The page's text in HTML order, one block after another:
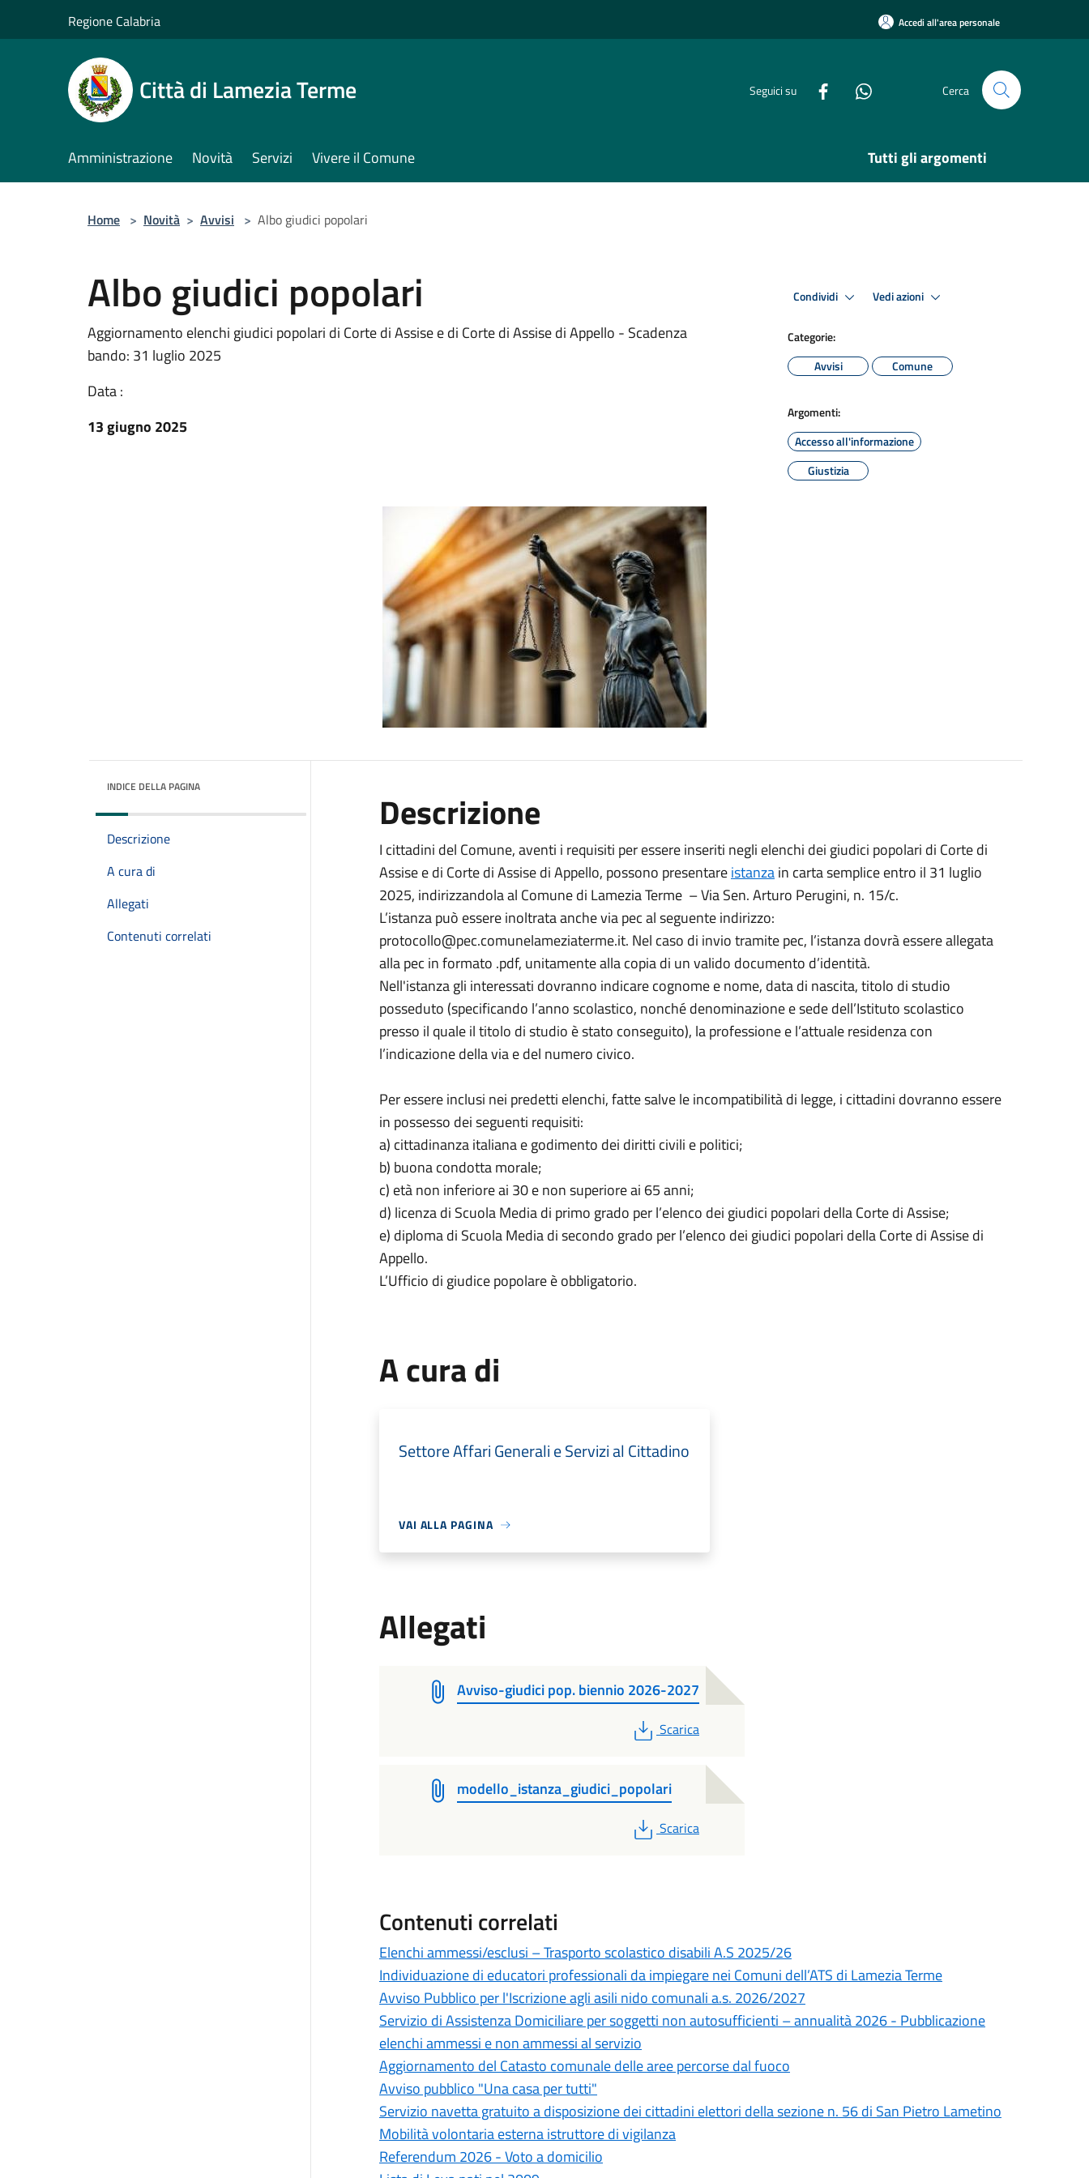
Regione Calabria Accedi all'area personale
Città di Lamezia Terme Seguici su Cerca
Amministrazione Novità Servizi Vivere il Comune Tutti gli argomenti
Home > Novità > Avvisi > Albo giudici popolari
Albo giudici popolari
Aggiornamento elenchi giudici popolari di Corte di Assise e di Corte di Assise di Appello - Scadenza
bando: 31 luglio 2025
Data :
13 giugno 2025
Condividi Vedi azioni
Categorie:
Avvisi
Comune
Argomenti:
Accesso all'informazione
Giustizia
INDICE DELLA PAGINA
Descrizione
A cura di
Allegati
Contenuti correlati
Descrizione
I cittadini del Comune, aventi i requisiti per essere inseriti negli elenchi dei giudici popolari di Corte di
Assise e di Corte di Assise di Appello, possono presentareistanzain carta semplice entro il 31 luglio
2025, indirizzandola al Comune di Lamezia Terme – Via Sen. Arturo Perugini, n. 15/c.
L’istanza può essere inoltrata anche via pec al seguente indirizzo:
protocollo@pec.comunelameziaterme.it. Nel caso di invio tramite pec, l’istanza dovrà essere allegata
alla pec in formato .pdf, unitamente alla copia di un valido documento d’identità.
Nell'istanza gli interessati dovranno indicare cognome e nome, data di nascita, titolo di studio
posseduto (specificando l’anno scolastico, nonché denominazione e sede dell’Istituto scolastico
presso il quale il titolo di studio è stato conseguito), la professione e l’attuale residenza con
l’indicazione della via e del numero civico.
Per essere inclusi nei predetti elenchi, fatte salve le incompatibilità di legge, i cittadini dovranno essere
in possesso dei seguenti requisiti:
a) cittadinanza italiana e godimento dei diritti civili e politici;
b) buona condotta morale;
c) età non inferiore ai 30 e non superiore ai 65 anni;
d) licenza di Scuola Media di primo grado per l’elenco dei giudici popolari della Corte di Assise;
e) diploma di Scuola Media di secondo grado per l’elenco dei giudici popolari della Corte di Assise di
Appello.
L’Ufficio di giudice popolare è obbligatorio.
A cura di
Settore Affari Generali e Servizi al Cittadino
VAI ALLA PAGINA
Allegati
Avviso-giudici pop. biennio 2026-2027
PDF
Scarica
modello_istanza_giudici_popolari
PDF
Scarica
Contenuti correlati
Elenchi ammessi/esclusi – Trasporto scolastico disabili A.S 2025/26
Individuazione di educatori professionali da impiegare nei Comuni dell’ATS di Lamezia Terme
Avviso Pubblico per l'Iscrizione agli asili nido comunali a.s. 2026/2027
Servizio di Assistenza Domiciliare per soggetti non autosufficienti – annualità 2026 - Pubblicazione
elenchi ammessi e non ammessi al servizio
Aggiornamento del Catasto comunale delle aree percorse dal fuoco
Avviso pubblico "Una casa per tutti"
Servizio navetta gratuito a disposizione dei cittadini elettori della sezione n. 56 di San Pietro Lametino
Mobilità volontaria esterna istruttore di vigilanza
Referendum 2026 - Voto a domicilio